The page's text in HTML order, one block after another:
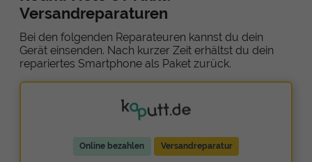
Versandreparaturen
Bei den folgenden Reparateuren kannst du dein
Gerät einsenden. Nach kurzer Zeit erhältst du dein
repariertes Smartphone als Paket zurück.
Online bezahlen Versandreparatur